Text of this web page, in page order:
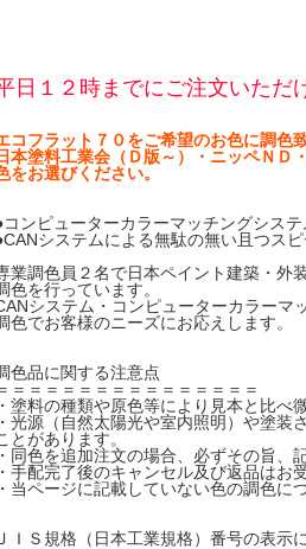
日１２時までにご注文いただ
コフラット７０をご希望のお色に調色
本塗料工業会（Ｄ版～）・ニッペＮ
をお選びください。
ンピューターカラーマッチングシス
システムによる無駄の無い且つス
業調色員２名で日本ペイント建築・外
色を行っています。
システム・コンピューターカラーマ
色でお客様のニーズにお応えします。
色品に関する注意点
＝＝＝＝＝＝＝＝＝＝＝＝＝＝＝
塗料の種類や原色等により見本と比べ
光源（自然太陽光や室内照明）や塗装
とがあります。
同色を追加注文の場合、必ずその旨、
手配完了後のキャンセル及び返品はお
当ページに記載していない色の調色に
ＩＳ規格（日本工業規格）番号の表示